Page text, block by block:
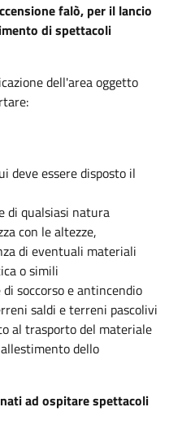
falò, per il lancio
di spettacoli
dell'area oggetto
deve essere disposto il
di qualsiasi natura
con le altezze,
di eventuali materiali
o simili
soccorso e antincendio
saldi e terreni pascolivi
al trasporto del materiale
dello
ad ospitare spettacoli